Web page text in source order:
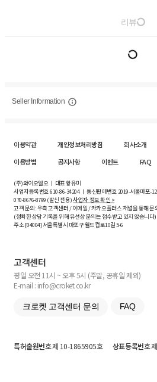
리뷰
Seller Information
이용약관 개인정보처리방침 회사소개
이용방법
공지사항 이벤트 FAQ
(주)와이오엘오 ㅣ 대표 황유미
사업자등록번호610-86-34204ㅣ 통신판매번호 2019-서울마포-
070-8676-8799 (발신 전용)사업자 정보 확인 >
고객 문의: 우측 고객센터 / 이메일 / 카카오플러스 채널을 통해 문
(정확한 상담 기록을 위해 유선상 문의는 접수받고 있지 않습니다)
주소 [04004] 서울특별시 마포구 월드컵로10길5-6
고객센터
평일 오전 11시 ~ 오후 5시 (주말, 공휴일 제외)
E-mail : info@croket.co.kr
크로켓 고객센터 문의 FAQ
특허출원번호제 10-1865905호 상표등록번호